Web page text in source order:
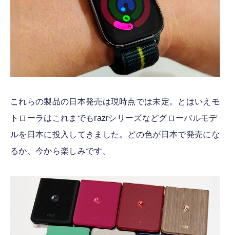
これらの製品の日本発売は現時点では未定。とはいえモ
トローラはこれまでもrazrシリーズなどグローバルモデ
ルを日本に投入してきました。どの色が日本で発売にな
るか、今から楽しみです。